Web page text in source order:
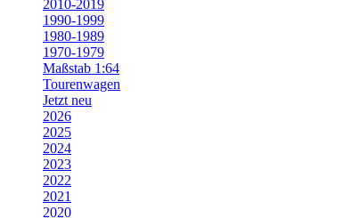
2010-2019
1990-1999
1980-1989
1970-1979
Maßstab 1:64
Tourenwagen
Jetzt neu
2026
2025
2024
2023
2022
2021
2020